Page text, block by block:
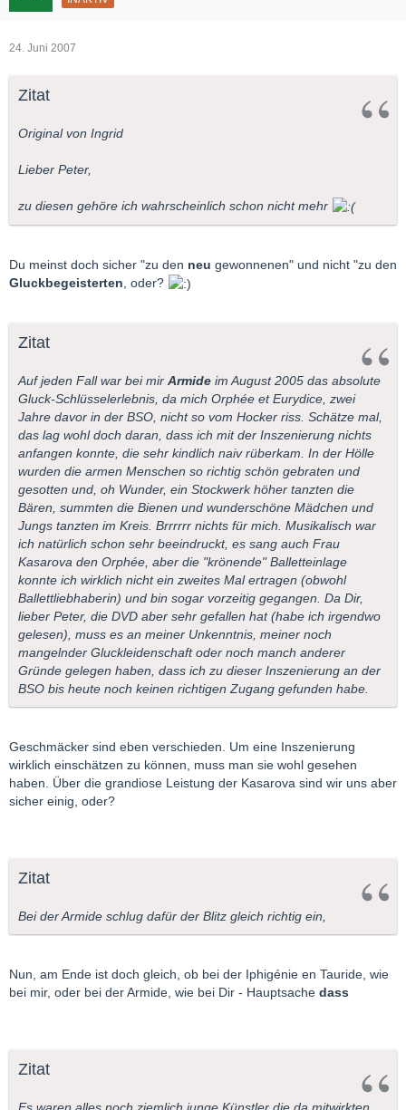
24. Juni 2007
Zitat
Original von Ingrid
Lieber Peter,
zu diesen gehöre ich wahrscheinlich schon nicht mehr
Du meinst doch sicher "zu den neu gewonnenen" und nicht "zu den
Gluckbegeisterten , oder?
Zitat
Auf jeden Fall war bei mir Armide im August 2005 das absolute
Gluck-Schlüsselerlebnis, da mich Orphée et Eurydice, zwei
Jahre davor in der BSO, nicht so vom Hocker riss. Schätze mal,
das lag wohl doch daran, dass ich mit der Inszenierung nichts
anfangen konnte, die sehr kindlich naiv rüberkam. In der Hölle
wurden die armen Menschen so richtig schön gebraten und
gesotten und, oh Wunder, ein Stockwerk höher tanzten die
Bären, summten die Bienen und wunderschöne Mädchen und
Jungs tanzten im Kreis. Brrrrrr nichts für mich. Musikalisch war
ich natürlich schon sehr beeindruckt, es sang auch Frau
Kasarova den Orphée, aber die "krönende" Balletteinlage
konnte ich wirklich nicht ein zweites Mal ertragen (obwohl
Ballettliebhaberin) und bin sogar vorzeitig gegangen. Da Dir,
lieber Peter, die DVD aber sehr gefallen hat (habe ich irgendwo
gelesen), muss es an meiner Unkenntnis, meiner noch
mangelnder Gluckleidenschaft oder noch manch anderer
Gründe gelegen haben, dass ich zu dieser Inszenierung an der
BSO bis heute noch keinen richtigen Zugang gefunden habe.
Geschmäcker sind eben verschieden. Um eine Inszenierung
wirklich einschätzen zu können, muss man sie wohl gesehen
haben. Über die grandiose Leistung der Kasarova sind wir uns aber
sicher einig, oder?
Zitat
Bei der Armide schlug dafür der Blitz gleich richtig ein,
Nun, am Ende ist doch gleich, ob bei der Iphigénie en Tauride, wie
bei mir, oder bei der Armide, wie bei Dir - Hauptsache dass
Zitat